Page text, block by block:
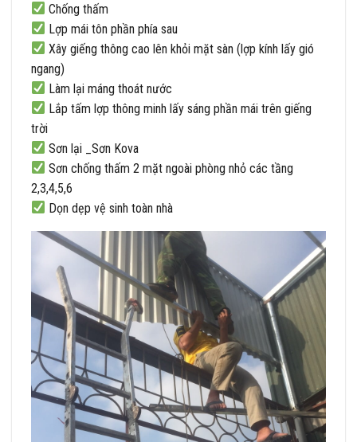
Chống thấm
Lợp mái tôn phần phía sau
Xây giếng thông cao lên khỏi mặt sàn (lợp kính lấy gió
ngang)
Làm lại máng thoát nước
Lắp tấm lợp thông minh lấy sáng phần mái trên giếng
trời
Sơn lại _Sơn Kova
Sơn chống thấm 2 mặt ngoài phòng nhỏ các tầng
2,3,4,5,6
Dọn dẹp vệ sinh toàn nhà